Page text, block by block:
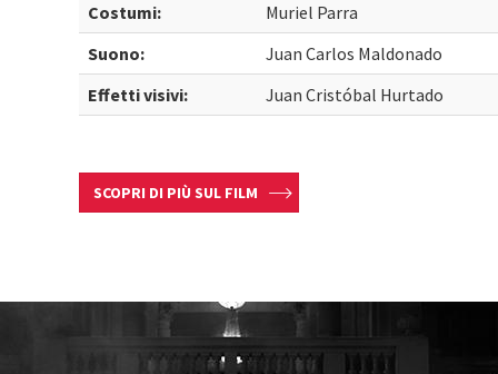
Costumi:
Muriel Parra
Suono:
Juan Carlos Maldonado
Effetti visivi:
Juan Cristóbal Hurtado
SCOPRI DI PIÙ SUL FILM